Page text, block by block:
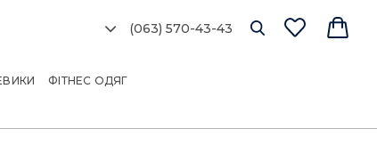
(063) 570-43-43
ФІТНЕС ОДЯГ